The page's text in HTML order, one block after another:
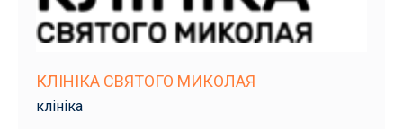
КЛІНІКА СВЯТОГО МИКОЛАЯ
клініка